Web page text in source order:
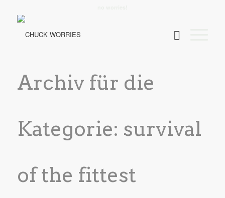
Archiv für die
Kategorie: survival
of the fittest